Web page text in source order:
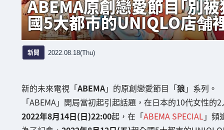
ABEMA原創戀愛節目「別
國5大都市的UNIQLO店舗裡
新聞 2022.08.18(Thu)
新的未來電視「ABEMA」的原創戀愛節目「狼 」系列。
「ABEMA」開局當初起引起話題，在日本的10代女性
2022年8月14日(日)22:00起，在「ABEMA SPECIAL 」頻